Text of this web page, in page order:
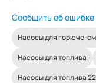
Сообщить об ошибке
Насосы для горюче-
Насосы для топлива
Насосы для топлива